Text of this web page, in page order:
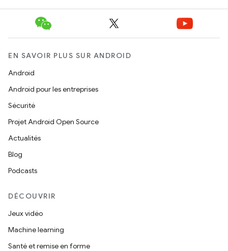
EN SAVOIR PLUS SUR ANDROID
Android
Android pour les entreprises
Sécurité
Projet Android Open Source
Actualités
Blog
Podcasts
DÉCOUVRIR
Jeux vidéo
Machine learning
Santé et remise en forme